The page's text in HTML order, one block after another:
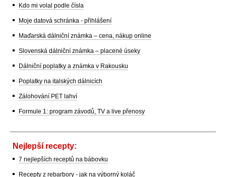
Kdo mi volal podle čísla
Moje datová schránka - přihlášení
Maďarská dálniční známka – cena, nákup online
Slovenská dálniční známka – placené úseky
Dálniční poplatky a známka v Rakousku
Poplatky na italských dálnicích
Zálohování PET lahví
Formule 1: program závodů, TV a live přenosy
Nejlepší recepty:
7 nejlepších receptů na bábovku
Recepty z rebarbory - jak na výborný koláč